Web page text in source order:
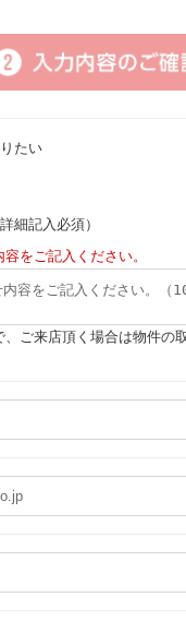
たい
細記入必須）
をご記入ください。
ご来店頂く場合は物件の